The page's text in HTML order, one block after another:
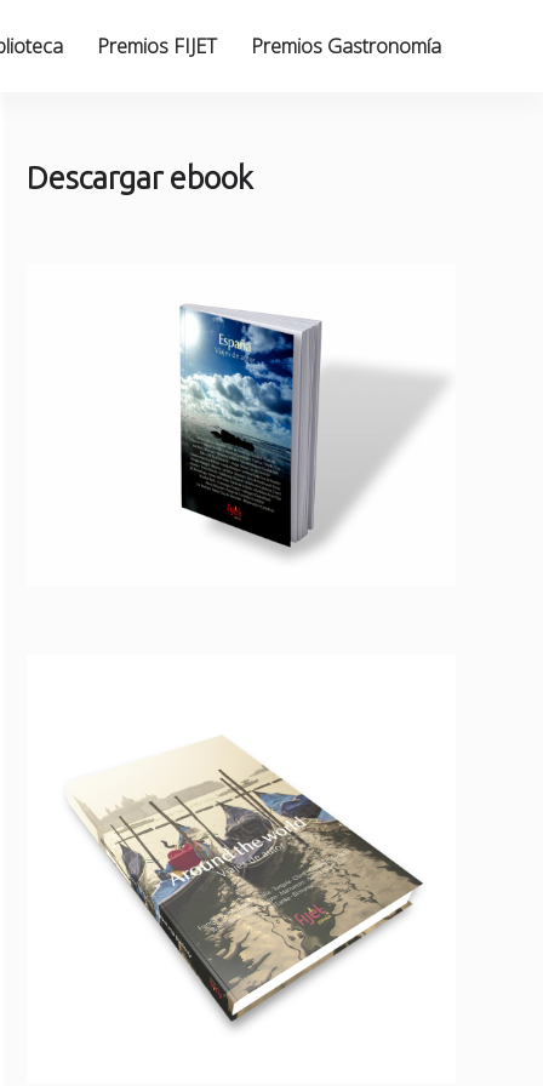
Premios FIJET Premios Gastronomía
Descargar ebook